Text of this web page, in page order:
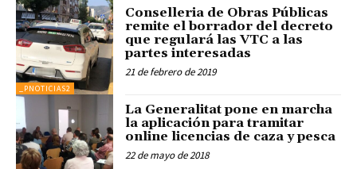
_PNOTICIAS2
Conselleria de Obras Públicas
remite el borrador del decreto
que regulará las VTC a las
partes interesadas
21 de febrero de 2019
La Generalitat pone en marcha
la aplicación para tramitar
online licencias de caza y pesca
22 de mayo de 2018